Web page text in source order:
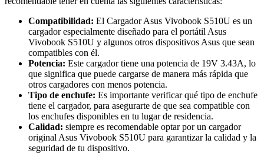
Compatibilidad: El Cargador Asus Vivobook S510U es un
cargador especialmente diseñado para el portátil Asus
Vivobook S510U y algunos otros dispositivos Asus que sean
compatibles con él.
Potencia: Este cargador tiene una potencia de 19V 3.43A, lo
que significa que puede cargarse de manera más rápida que
otros cargadores con menos potencia.
Tipo de enchufe: Es importante verificar qué tipo de enchufe
tiene el cargador, para asegurarte de que sea compatible con
los enchufes disponibles en tu lugar de residencia.
Calidad: siempre es recomendable optar por un cargador
original Asus Vivobook S510U para garantizar la calidad y la
seguridad de tu dispositivo.